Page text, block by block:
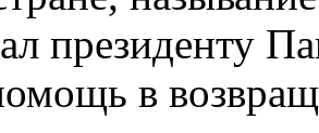
президенту
в